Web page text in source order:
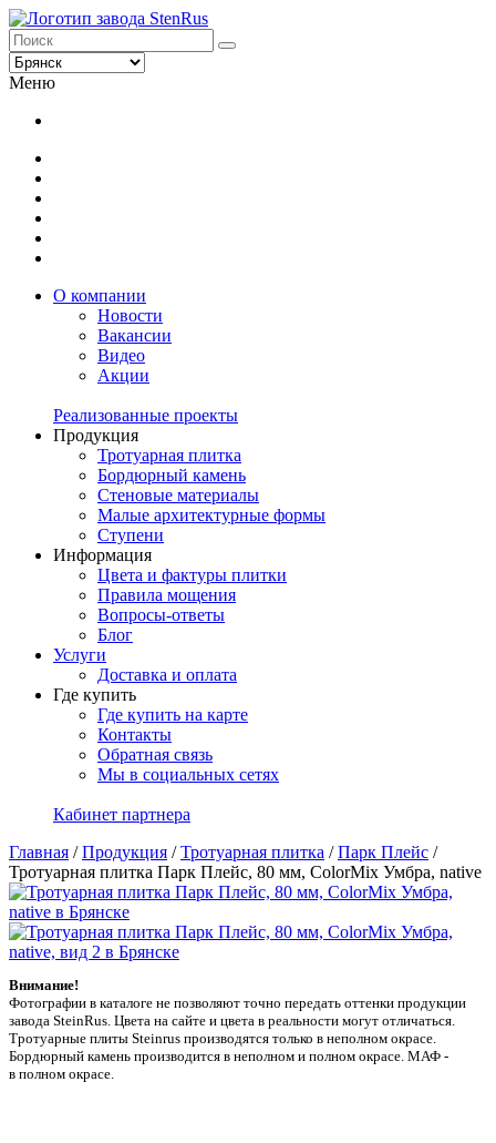
Меню
О компании
Новости
Вакансии
Видео
Акции
Реализованные проекты
Продукция
Тротуарная плитка
Бордюрный камень
Стеновые материалы
Малые архитектурные формы
Ступени
Информация
Цвета и фактуры плитки
Правила мощения
Вопросы-ответы
Блог
Услуги
Доставка и оплата
Где купить
Где купить на карте
Контакты
Обратная связь
Мы в социальных сетях
Кабинет партнера
Главная /Продукция /Тротуарная плитка /Парк Плейс /
Тротуарная плитка Парк Плейс, 80 мм, ColorMix Умбра, native
Внимание!
Фотографии в каталоге не позволяют точно передать оттенки продукции
заводa SteinRus. Цвета на сайте и цвета в реальности могут отличаться.
Тротуарные плиты Steinrus производятся только в неполном окрасе.
Бордюрный камень производится в неполном и полном окрасе. МАФ -
в полном окрасе.